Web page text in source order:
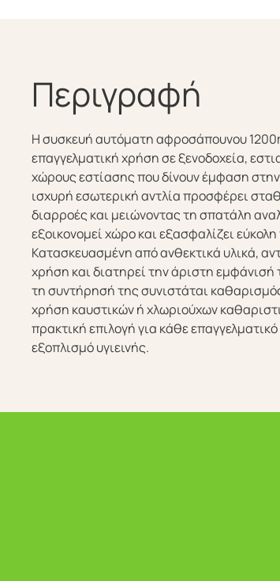
Περιγραφή
Η συσκευή αυτόματη αφροσάπουνου
επαγγελματική χρήση σε ξενοδοχεία,
χώρους εστίασης που δίνουν έμφαση
ισχυρή εσωτερική αντλία προσφέρει
διαρροές και μειώνοντας τη σπατάλη
εξοικονομεί χώρο και εξασφαλίζει
Κατασκευασμένη από ανθεκτικά υλικά,
χρήση και διατηρεί την άριστη εμφάνισή
τη συντήρησή της συνιστάται
χρήση καυστικών ή χλωριούχων
πρακτική επιλογή για κάθε
εξοπλισμό υγιεινής.